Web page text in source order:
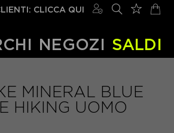
CLICCA QUI
NEGOZI SALDI
MINERAL BLUE
HIKING UOMO